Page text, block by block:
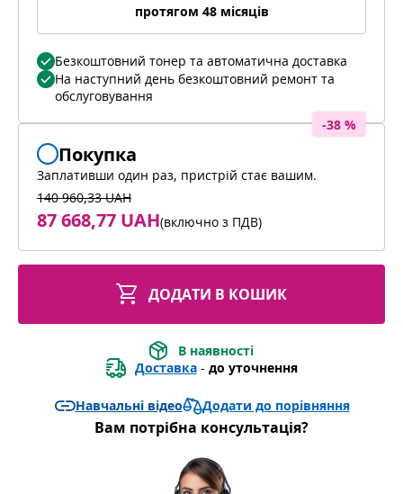
протягом 48 місяців
Безкоштовний тонер та автоматична доставка
На наступний день безкоштовний ремонт та
обслуговування
-38 %
Покупка
Заплативши один раз, пристрій стає вашим.
140 960,33 UAH
87 668,77 UAH(включно з ПДВ)
ДОДАТИ В КОШИК
В наявності
Доставка - до уточнення
Навчальні відео Додати до порівняння
Вам потрібна консультація?